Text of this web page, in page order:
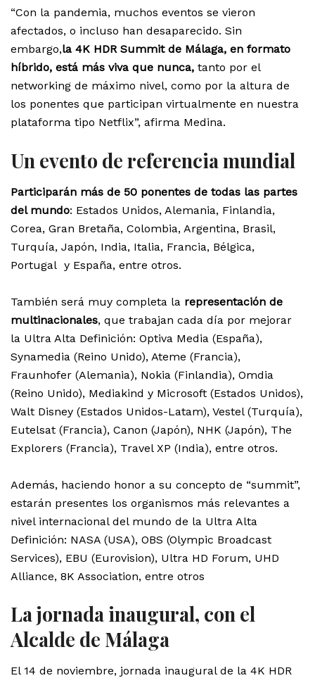
“Con la pandemia, muchos eventos se vieron
afectados, o incluso han desaparecido. Sin
embargo,la 4K HDR Summit de Málaga, en formato
híbrido, está más viva que nunca, tanto por el
networking de máximo nivel, como por la altura de
los ponentes que participan virtualmente en nuestra
plataforma tipo Netflix”, afirma Medina.
Un evento de referencia mundial
Participarán más de 50 ponentes de todas las partes
del mundo: Estados Unidos, Alemania, Finlandia,
Corea, Gran Bretaña, Colombia, Argentina, Brasil,
Turquía, Japón, India, Italia, Francia, Bélgica,
Portugal y España, entre otros.
También será muy completa la representación de
multinacionales, que trabajan cada día por mejorar
la Ultra Alta Definición: Optiva Media (España),
Synamedia (Reino Unido), Ateme (Francia),
Fraunhofer (Alemania), Nokia (Finlandia), Omdia
(Reino Unido), Mediakind y Microsoft (Estados Unidos),
Walt Disney (Estados Unidos-Latam), Vestel (Turquía),
Eutelsat (Francia), Canon (Japón), NHK (Japón), The
Explorers (Francia), Travel XP (India), entre otros.
Además, haciendo honor a su concepto de “summit”,
estarán presentes los organismos más relevantes a
nivel internacional del mundo de la Ultra Alta
Definición: NASA (USA), OBS (Olympic Broadcast
Services), EBU (Eurovision), Ultra HD Forum, UHD
Alliance, 8K Association, entre otros
La jornada inaugural, con el
Alcalde de Málaga
El 14 de noviembre, jornada inaugural de la 4K HDR